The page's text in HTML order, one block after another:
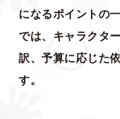
になるポイントの
では、キャラクタ
訳、予算に応じた
す。